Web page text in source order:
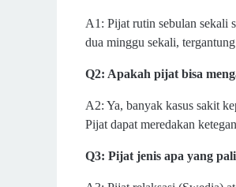
A1: Pijat rutin sebulan sekali
dua minggu sekali,
Q2: Apakah pijat bisa
A2: Ya, banyak kasus sakit
Pijat dapat meredakan
Q3: Pijat jenis apa yang